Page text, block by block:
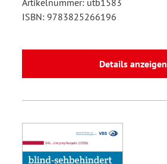
Artikelnummer: utb1583
ISBN: 9783825266196
Details anzeigen